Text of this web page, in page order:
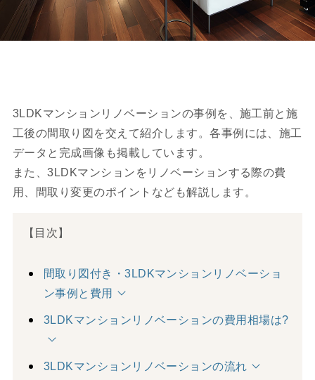
3LDKマンションリノベーションの事例を、施工前と施
工後の間取り図を交えて紹介します。各事例には、施工
データと完成画像も掲載しています。
また、3LDKマンションをリノベーションする際の費
用、間取り変更のポイントなども解説します。
【目次】
間取り図付き・3LDKマンションリノベーショ
ン事例と費用
3LDKマンションリノベーションの費用相場は?
3LDKマンションリノベーションの流れ